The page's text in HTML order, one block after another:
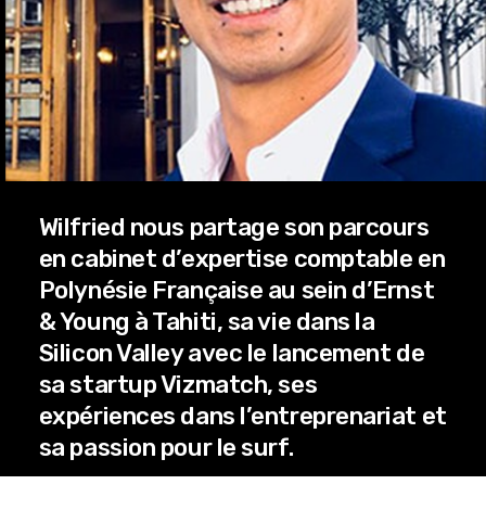
Wilfried nous partage son parcours
en cabinet d’expertise comptable en
Polynésie Française au sein d’Ernst
& Young à Tahiti, sa vie dans la
Silicon Valley avec le lancement de
sa startup Vizmatch, ses
expériences dans l’entreprenariat et
sa passion pour le surf.